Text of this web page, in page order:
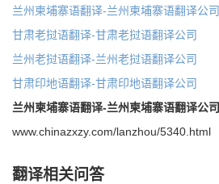
兰州柬埔寨语翻译-兰州柬埔寨语翻译公司
甘肃老挝语翻译-甘肃老挝语翻译公司
兰州老挝语翻译-兰州老挝语翻译公司
甘肃印地语翻译-甘肃印地语翻译公司
兰州柬埔寨语翻译-兰州柬埔寨语翻译公司
www.chinazxzy.com/lanzhou/5340.html
翻译相关问答